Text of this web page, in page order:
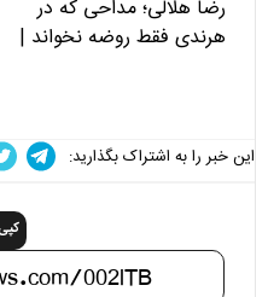
رضا هلالی؛ مداحی که در
هرندی فقط روضه نخواند |
این خبر را به اشتراک بگذارید: